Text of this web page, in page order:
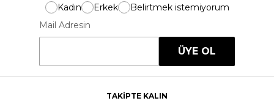
Kadın Erkek
Belirtmek istemiyorum
Mail Adresin
ÜYE OL
TAKİPTE KALIN